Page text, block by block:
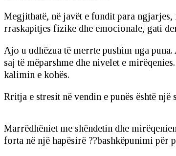
Megjithatë, në javët e fundit para
rraskapitjes fizike dhe emocionale, gati
Ajo u udhëzua të merrte pushim nga
saj të mëparshme dhe nivelet e
kalimin e kohës.
Rritja e stresit në vendin e punës është
Marrëdhëniet me shëndetin dhe
forta në një hapësirë ??bashkëpunimi për